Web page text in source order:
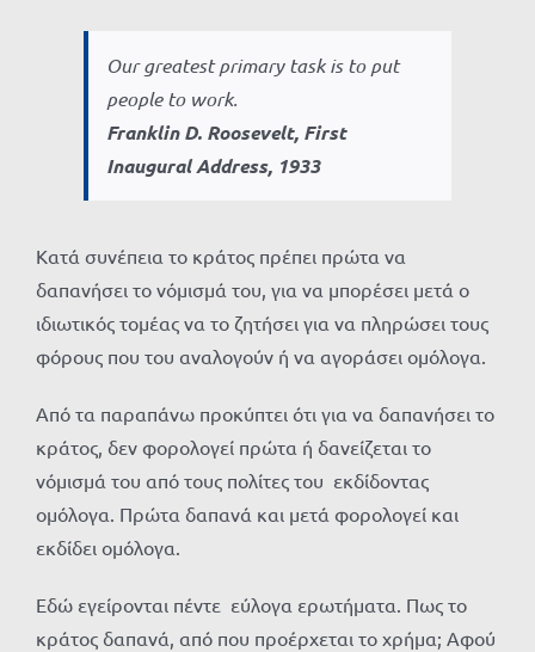
Our greatest primary task is to put
people to work.
Franklin D. Roosevelt, First
Inaugural Address, 1933
Κατά συνέπεια το κράτος πρέπει πρώτα να
δαπανήσει το νόμισμά του, για να μπορέσει μετά ο
ιδιωτικός τομέας να το ζητήσει για να πληρώσει τους
φόρους που του αναλογούν ή να αγοράσει ομόλογα.
Από τα παραπάνω προκύπτει ότι για να δαπανήσει το
κράτος, δεν φορολογεί πρώτα ή δανείζεται το
νόμισμά του από τους πολίτες του εκδίδοντας
ομόλογα. Πρώτα δαπανά και μετά φορολογεί και
εκδίδει ομόλογα.
Εδώ εγείρονται πέντε εύλογα ερωτήματα. Πως το
κράτος δαπανά, από που προέρχεται το χρήμα; Αφού